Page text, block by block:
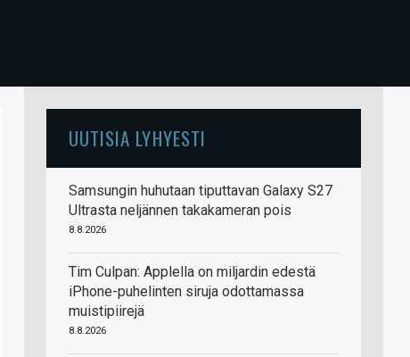
UUTISIA LYHYESTI
Samsungin huhutaan tiputtavan Galaxy S27
Ultrasta neljännen takakameran pois
8.8.2026
Tim Culpan: Applella on miljardin edestä
iPhone-puhelinten siruja odottamassa
muistipiirejä
8.8.2026